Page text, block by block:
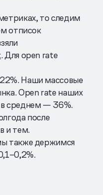
то следим
отписок
. Для open rate
Наши массовые
Open rate наших
среднем — 36%.
после
и тем.
также держимся